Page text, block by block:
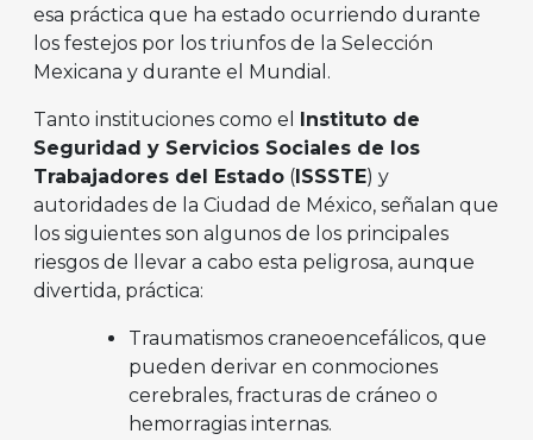
esa práctica que ha estado ocurriendo durante
los festejos por los triunfos de la Selección
Mexicana y durante el Mundial.
Tanto instituciones como el
Instituto de
Seguridad y Servicios Sociales de los
Trabajadores del Estado ( ISSSTE) y
autoridades de la Ciudad de México, señalan que
los siguientes son algunos de los principales
riesgos de llevar a cabo esta peligrosa, aunque
divertida, práctica:
Traumatismos craneoencefálicos, que
pueden derivar en conmociones
cerebrales, fracturas de cráneo o
hemorragias internas.